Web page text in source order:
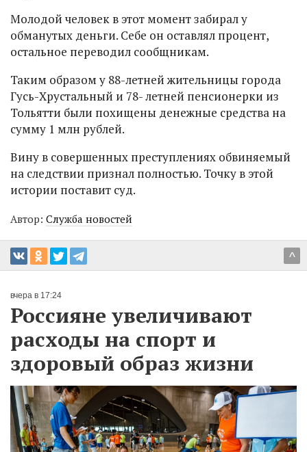
Молодой человек в этот момент забирал у
обманутых деньги. Себе он оставлял процент,
остальное переводил сообщникам.
Таким образом у 88-летней жительницы города
Гусь-Хрустальный и 78- летней пенсионерки из
Тольятти были похищены денежные средства на
сумму 1 млн рублей.
Вину в совершенных преступлениях обвиняемый
на следствии признал полностью. Точку в этой
истории поставит суд.
Автор: Служба новостей
^
вчера в 17:24
Россияне увеличивают
расходы на спорт и
здоровый образ жизни